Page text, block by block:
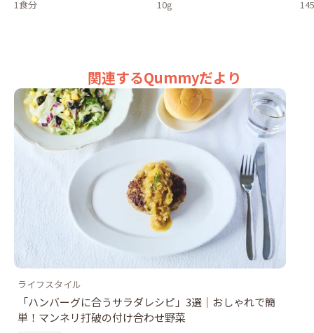
1食分 10g
関連するQummyだより
ライフスタイル
「ハンバーグに合うサラダレシピ」3選｜おしゃれで簡
単！マンネリ打破の付け合わせ野菜